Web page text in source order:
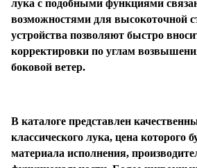
лука с подобными функциями
возможностями для высокоточной
устройства позволяют быстро
корректировки по углам
боковой ветер.
В каталоге представлен
классического лука, цена которого
материала исполнения,